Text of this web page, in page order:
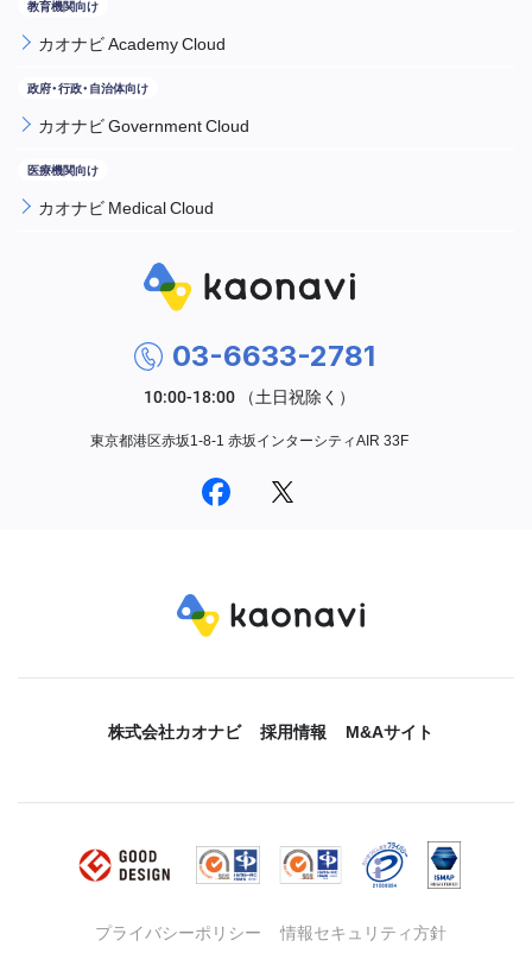
カオナビ Academy Cloud
カオナビ Government Cloud
カオナビ Medical Cloud
03-6633-2781
東京都港区赤坂1-8-1 赤坂インターシティAIR 33F
株式会社カオナビ 採用情報 M&Aサイト
プライバシーポリシー 情報セキュリティ方針